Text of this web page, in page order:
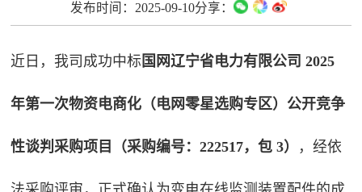
发布时间：2025-09-10分享：
近日，我司成功中标国网辽宁省电力有限公司 2025
年第一次物资电商化（电网零星选购专区）公开竞争
性谈判采购项目（采购编号：222517，包 3） ，经依